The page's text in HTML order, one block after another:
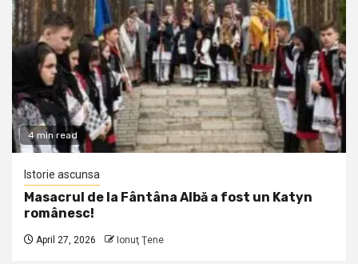
4 min read
Istorie ascunsa
Masacrul de la Fântâna Albă a fost un Katyn
românesc!
April 27, 2026 Ionuţ Ţene